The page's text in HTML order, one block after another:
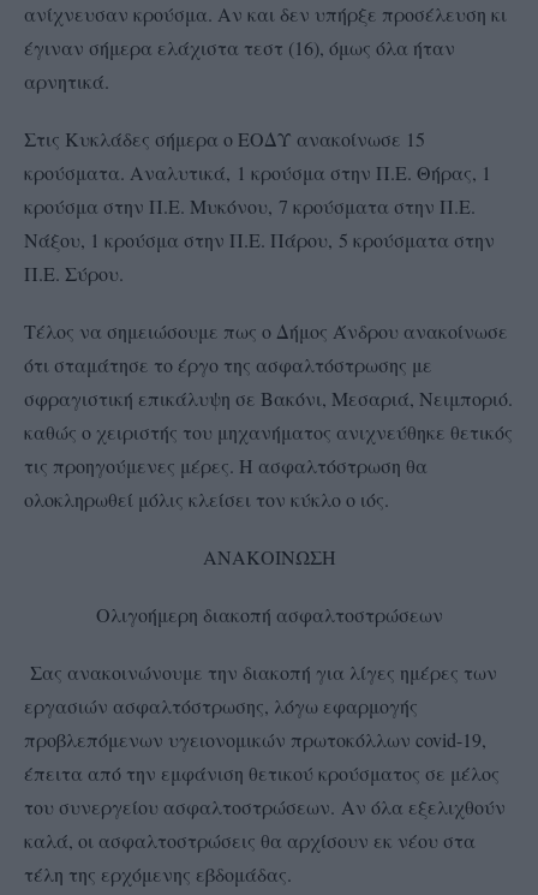
ανίχνευσαν κρούσμα. Αν και δεν υπήρξε προσέλευση κι
έγιναν σήμερα ελάχιστα τεστ (16), όμως όλα ήταν
αρνητικά.
Στις Κυκλάδες σήμερα ο ΕΟΔΥ ανακοίνωσε 15
κρούσματα. Αναλυτικά, 1 κρούσμα στην Π.Ε. Θήρας, 1
κρούσμα στην Π.Ε. Μυκόνου, 7 κρούσματα στην Π.Ε.
Νάξου, 1 κρούσμα στην Π.Ε. Πάρου, 5 κρούσματα στην
Π.Ε. Σύρου.
Τέλος να σημειώσουμε πως ο Δήμος Άνδρου ανακοίνωσε
ότι σταμάτησε το έργο της ασφαλτόστρωσης με
σφραγιστική επικάλυψη σε Βακόνι, Μεσαριά, Νειμποριό.
καθώς ο χειριστής του μηχανήματος ανιχνεύθηκε θετικός
τις προηγούμενες μέρες. Η ασφαλτόστρωση θα
ολοκληρωθεί μόλις κλείσει τον κύκλο ο ιός.
ΑΝΑΚΟΙΝΩΣΗ
Ολιγοήμερη διακοπή ασφαλτοστρώσεων
Σας ανακοινώνουμε την διακοπή για λίγες ημέρες των
εργασιών ασφαλτόστρωσης, λόγω εφαρμογής
προβλεπόμενων υγειονομικών πρωτοκόλλων covid-19,
έπειτα από την εμφάνιση θετικού κρούσματος σε μέλος
του συνεργείου ασφαλτοστρώσεων. Αν όλα εξελιχθούν
καλά, οι ασφαλτοστρώσεις θα αρχίσουν εκ νέου στα
τέλη της ερχόμενης εβδομάδας.